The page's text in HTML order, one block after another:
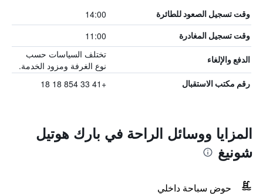
وقت تسجيل الصعود للطائرة 14:00
وقت تسجيل المغادرة 11:00
الدفع والإلغاء
تختلف السياسات حسب
نوع الغرفة ومزود الخدمة.
رقم مكتب الاستقبال +41 33 854 18 18
المزايا ووسائل الراحة في بارك هوتيل
شونيغ
حوض سباحة داخلي